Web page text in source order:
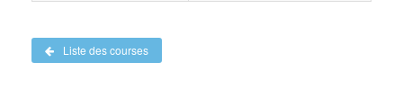
Liste des courses